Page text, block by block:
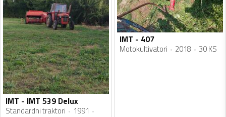
IMT - IMT 539 Delux
Standardni traktori
1991
IMT - 407
Motokultivatori 2018 30 KS